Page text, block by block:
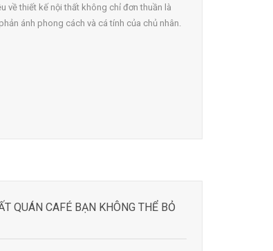
về thiết kế nội thất không chỉ đơn thuần là
ánh phong cách và cá tính của chủ nhân.
QUÁN CAFÉ BẠN KHÔNG THỂ BỎ